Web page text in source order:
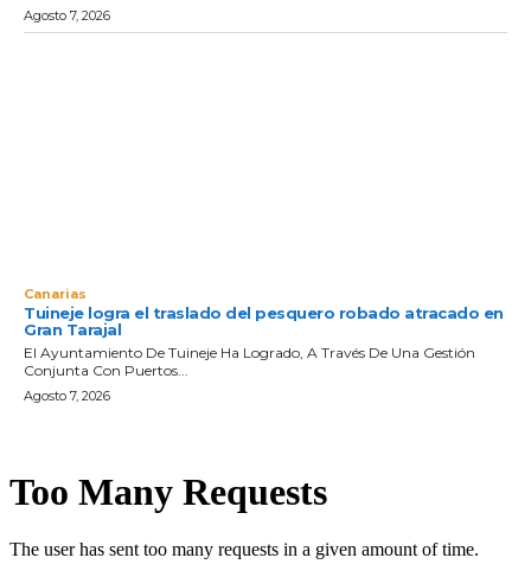
Agosto 7, 2026
Canarias
Tuineje logra el traslado del pesquero robado atracado en
Gran Tarajal
El Ayuntamiento De Tuineje Ha Logrado, A Través De Una Gestión
Conjunta Con Puertos...
Agosto 7, 2026